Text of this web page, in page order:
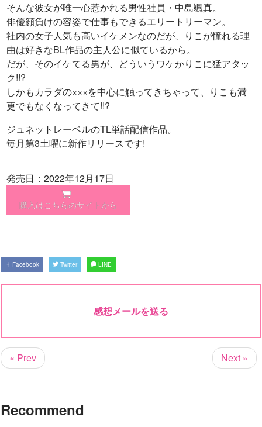
そんな彼女が唯一心惹かれる男性社員・中島颯真。
俳優顔負けの容姿で仕事もできるエリートリーマン。
社内の女子人気も高いイケメンなのだが、りこが憧れる理
由は好きなBL作品の主人公に似ているから。
だが、そのイケてる男が、どういうワケかりこに猛アタッ
ク!!?
しかもカラダの×××を中心に触ってきちゃって、りこも満
更でもなくなってきて!!?
ジュネットレーベルのTL単話配信作品。
毎月第3土曜に新作リリースです!
発売日：2022年12月17日
購入はこちらのサイトから
Facebook Twitter LINE
感想メールを送る
« Prev Next »
Recommend